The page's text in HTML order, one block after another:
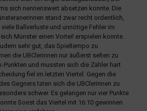
sich nennenswert absetzen konnte. Die
stand zwar recht ordentlich,
Ballverluste und unnötige Fehler im
Münster einen Vorteil erspielen konnte.
sehr gut, das Spieltempo zu
die UBClerinnen nur äußerst selten zu
Punkten und mussten sich die Zähler hart
fiel im letzten Viertel. Gegen die
Gegners taten sich die UBClerinnen zu
schwer. Es gelangen nur vier Punkte
Soest das Viertel mit 16:10 gewinnen